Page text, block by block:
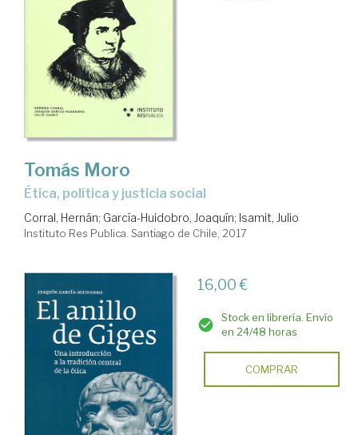
Tomás Moro
ética, política y justicia social
Corral, Hernán; García-Huidobro, Joaquín; Isamit, Julio
Instituto Res Publica. Santiago de Chile, 2017
16,00 €
Stock en librería. Envío
en 24/48 horas
COMPRAR